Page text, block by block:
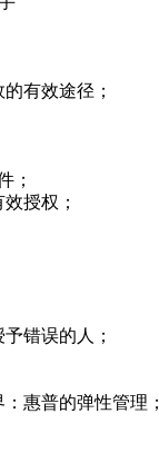
有效途径；
；
授权；
错误的人；
惠普的弹性管理；